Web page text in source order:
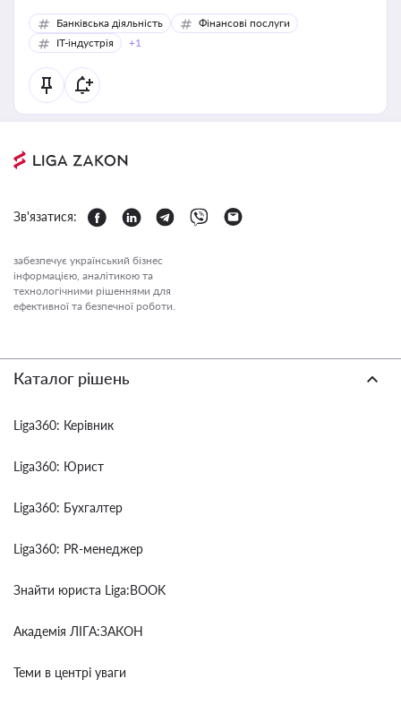
Банківська діяльність
Фінансові послуги
IT-індустрія
+1
Зв'язатися:
забезпечує український бізнес
інформацією, аналітикою та
технологічними рішеннями для
ефективної та безпечної роботи.
Каталог рішень
Liga360: Керівник
Liga360: Юрист
Liga360: Бухгалтер
Liga360: PR-менеджер
Знайти юриста Liga:BOOK
Академія ЛІГА:ЗАКОН
Теми в центрі уваги